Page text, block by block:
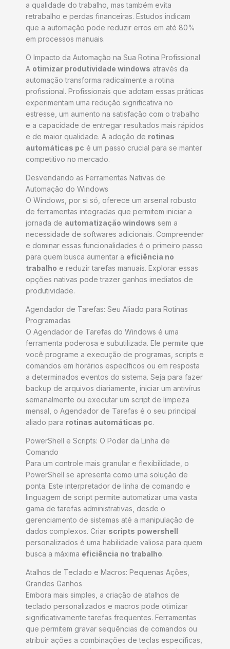
a qualidade do trabalho, mas também evita
retrabalho e perdas financeiras. Estudos indicam
que a automação pode reduzir erros em até 80%
em processos manuais.
O Impacto da Automação na Sua Rotina Profissional
A otimizar produtividade windows através da
automação transforma radicalmente a rotina
profissional. Profissionais que adotam essas práticas
experimentam uma redução significativa no
estresse, um aumento na satisfação com o trabalho
e a capacidade de entregar resultados mais rápidos
e de maior qualidade. A adoção de rotinas
automáticas pc é um passo crucial para se manter
competitivo no mercado.
Desvendando as Ferramentas Nativas de
Automação do Windows
O Windows, por si só, oferece um arsenal robusto
de ferramentas integradas que permitem iniciar a
jornada de automatização windows sem a
necessidade de softwares adicionais. Compreender
e dominar essas funcionalidades é o primeiro passo
para quem busca aumentar a eficiência no
trabalho e reduzir tarefas manuais. Explorar essas
opções nativas pode trazer ganhos imediatos de
produtividade.
Agendador de Tarefas: Seu Aliado para Rotinas
Programadas
O Agendador de Tarefas do Windows é uma
ferramenta poderosa e subutilizada. Ele permite que
você programe a execução de programas, scripts e
comandos em horários específicos ou em resposta
a determinados eventos do sistema. Seja para fazer
backup de arquivos diariamente, iniciar um antivírus
semanalmente ou executar um script de limpeza
mensal, o Agendador de Tarefas é o seu principal
aliado para rotinas automáticas pc.
PowerShell e Scripts: O Poder da Linha de
Comando
Para um controle mais granular e flexibilidade, o
PowerShell se apresenta como uma solução de
ponta. Este interpretador de linha de comando e
linguagem de script permite automatizar uma vasta
gama de tarefas administrativas, desde o
gerenciamento de sistemas até a manipulação de
dados complexos. Criar scripts powershell
personalizados é uma habilidade valiosa para quem
busca a máxima eficiência no trabalho.
Atalhos de Teclado e Macros: Pequenas Ações,
Grandes Ganhos
Embora mais simples, a criação de atalhos de
teclado personalizados e macros pode otimizar
significativamente tarefas frequentes. Ferramentas
que permitem gravar sequências de comandos ou
atribuir ações a combinações de teclas específicas,